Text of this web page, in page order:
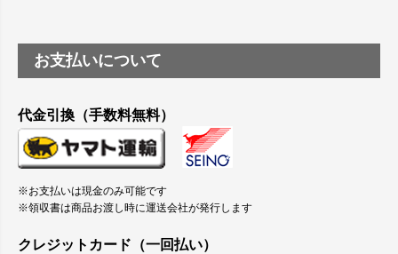
お支払いについて
代金引換（手数料無料）
※お支払いは現金のみ可能です
※領収書は商品お渡し時に運送会社が発行します
クレジットカード（一回払い）